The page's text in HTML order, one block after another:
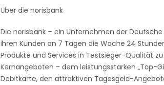
Über die norisbank
Die norisbank – ein Unternehmen der
ihren Kunden an 7 Tagen die Woche 24
Produkte und Services in Testsieger-Qualität
Kernangeboten – dem leistungsstarken „Top-
Debitkarte, den attraktiven Tagesgeld-